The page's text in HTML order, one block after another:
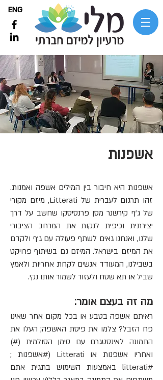
ENG
אשפנות
אשפנות היא חיבור בין המילים אשפה ואמנות.
זהו תרגום לעברית של Litterati, מיזם מקורי
של ג'ף קירשנר מסן פרנסיסקו שחשב על דרך
יצירתית וכיפית לנקות את המרחב הציבורי
שלנו, ואנחנו גאים לשתף פעולה עם ג'ף ולקדם
את המיזם בישראל. המיזם גם בשיתוף פרויקט
בשבילנו, המעודד אנשים לקחת אחריות ולאמץ
שביל או תא שטח ולעזור לשמור אותו נקי.
מה זה בעצם אומר:
ראיתם אשפה בטבע או בכל מקום אחר שאינו
פח הזבל? צלמו את פיסת האשפה; העלו את
התמונה לאינסטגרם עם סימן הסולמית (#)
ואחריו אשפנות או Litterati (#אשפנות ;
#litterati באמצעות השימוש בתגית אתם